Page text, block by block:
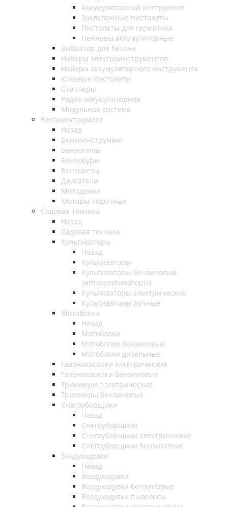
Аккумуляторный инструмент
Заклепочные пистолеты
Пистолеты для герметика
Нейлеры аккумуляторные
Вибратор для бетона
Наборы электроинструментов
Наборы аккумуляторного инструмента
Клеевые пистолеты
Степлеры
Радио аккумуляторное
Модульная система
Бензоинструмент
Назад
Бензоинструмент
Бензопилы
Бензобуры
Бензорезы
Двигатели
Мотодрели
Моторы лодочные
Садовая техника
Назад
Садовая техника
Культиваторы
Назад
Культиваторы
Культиваторы бензиновые
(мотокультиваторы)
Культиваторы электрические
Культиваторы ручные
Мотоблоки
Назад
Мотоблоки
Мотоблоки бензиновые
Мотоблоки дизельные
Газонокосилки электрические
Газонокосилки бензиновые
Триммеры электрические
Триммеры бензиновые
Снегоуборщики
Назад
Снегоуборщики
Снегоуборщики электрические
Снегоуборщики бензиновые
Воздуходувки
Назад
Воздуходувки
Воздуходувки бензиновые
Воздуходувки пылесосы